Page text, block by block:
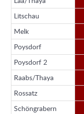
Litschau
Melk
Poysdorf
Poysdorf 2
Raabs/Thaya
Rossatz
Schöngrabern